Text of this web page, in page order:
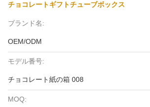
チョコレートギフトチューブボックス
ブランド名:
OEM/ODM
モデル番号:
チョコレート紙の箱 008
MOQ: